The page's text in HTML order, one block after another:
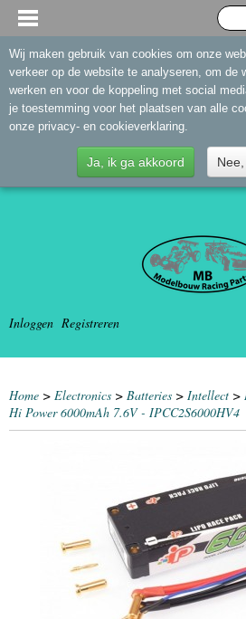
Inloggen Registreren
Home > Electronics > Batteries > Intellect >
Hi Power 6000mAh 7.6V - IPCC2S6000HV4
Wij maken gebruik van cookies om onze
verkeer op de website te analyseren, om de
werken en voor de koppeling met social
je toestemming voor het plaatsen van alle
onze privacy- en cookieverklaring.
Ja, ik ga akkoord